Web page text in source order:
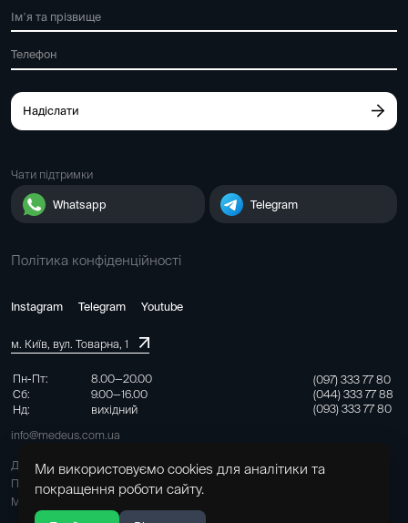
Надіслати
Чати підтримки
Whatsapp Telegram
Політика конфіденційності
Instagram Telegram Youtube
м. Київ, вул. Товарна, 1
Пн-Пт:
8.00—20.00
Сб:
9.00—16.00
Нд:
вихідний
(097) 333 77 80
(044) 333 77 88
(093) 333 77 80
info@medeus.com.ua
Договір на надання медичних послуг
Правила перебування та обслуговування
Мапа сайту
Ми використовуємо cookies для аналітики та
покращення роботи сайту.